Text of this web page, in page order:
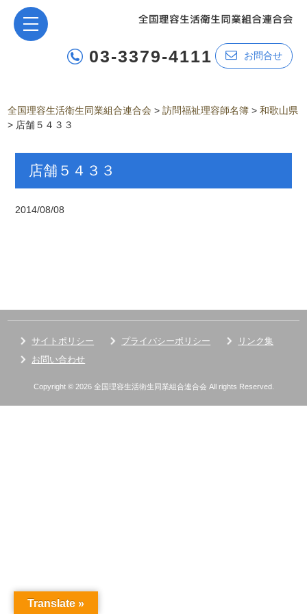
03-3379-4111 お問合せ
全国理容生活衛生同業組合連合会 >訪問福祉理容師名簿 >和歌山県
> 店舗５４３３
店舗５４３３
2014/08/08
サイトポリシー プライバシーポリシー
リンク集
お問い合わせ
Copyright © 2026 全国理容生活衛生同業組合連合会 All rights Reserved.
Translate »